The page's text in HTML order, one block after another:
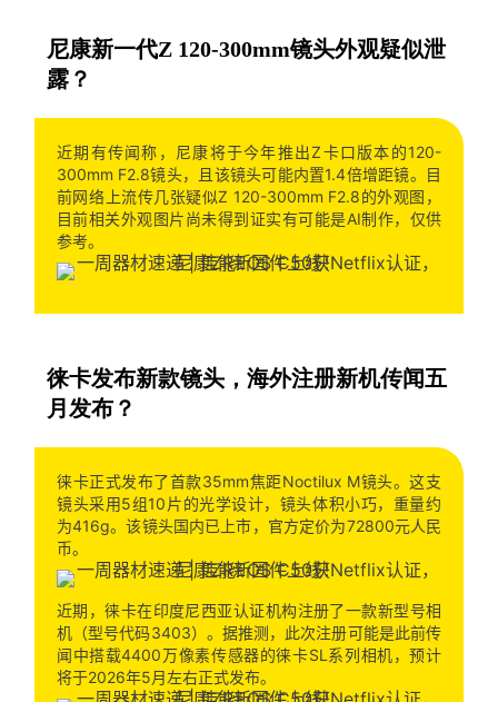
尼康新一代Z 120-300mm镜头外观疑似泄
露？
近期有传闻称，尼康将于今年推出Z卡口版本的120-
300mm F2.8镜头，且该镜头可能内置1.4倍增距镜。目
前网络上流传几张疑似Z 120-300mm F2.8的外观图，
目前相关外观图片尚未得到证实有可能是AI制作，仅供
参考。
徕卡发布新款镜头，海外注册新机传闻五
月发布？
徕卡正式发布了首款35mm焦距Noctilux M镜头。这支
镜头采用5组10片的光学设计，镜头体积小巧，重量约
为416g。该镜头国内已上市，官方定价为72800元人民
币。
近期，徕卡在印度尼西亚认证机构注册了一款新型号相
机（型号代码3403）。据推测，此次注册可能是此前传
闻中搭载4400万像素传感器的徕卡SL系列相机，预计
将于2026年5月左右正式发布。